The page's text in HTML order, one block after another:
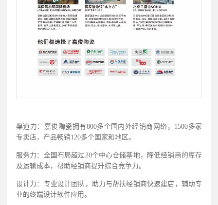
渠道力：嘉俊陶瓷拥有800多个国内外经销商网络，1500多家
专卖店，产品畅销120多个国家和地区。
服务力：全国布局超过20个中心仓储基地，降低经销商的库存
及运输成本，帮助经销商提升综合竞争力。
设计力：专业设计团队，助力与帮扶经销商快速建店，辅助专
业的终端设计软件应用。